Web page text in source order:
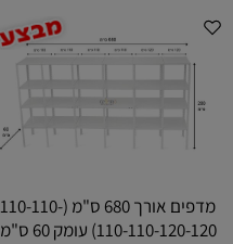
מדפים אורך 680 ס"מ (110-110-
110-110-120-120) עומק 60 ס"מ